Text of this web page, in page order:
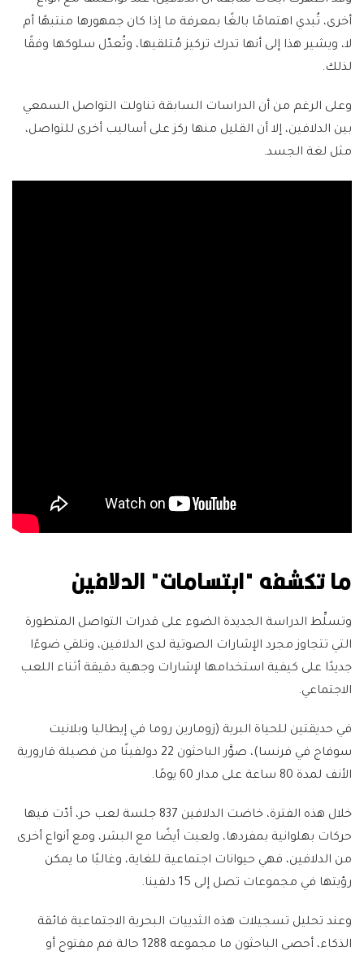
أخرى، تُبدي اهتمامًا بالغًا بمعرفة ما إذا كان جمهورها منتبهًا أم
لا، ويشير هذا إلى أنها تدرك تركيز مُتلقيها، وتُعدّل سلوكها وفقًا
لذلك.
وعلى الرغم من أن الدراسات السابقة تناولت التواصل السمعي
بين الدلافين، إلا أن القليل منها ركز على أساليب أخرى للتواصل،
مثل لغة الجسد.
ما تكشفه "ابتسامات" الدلافين
وتسلِّط الدراسة الجديدة الضوء على قدرات التواصل المتطورة
التي تتجاوز مجرد الإشارات الصوتية لدى الدلافين، وتلقي ضوءًا
جديدًا على كيفية استخدامها لإشارات وجهية دقيقة أثناء اللعب
الاجتماعي.
في حديقتين للحياة البرية (زومارين روما في إيطاليا وبلانيت
سوفاج في فرنسا)، صوَّر الباحثون 22 دولفينًا من فصيلة قارورية
الأنف لمدة 80 ساعة على مدار 60 يومًا.
خلال هذه الفترة، خاضت الدلافين 837 جلسة لعب حر، أدّت فيها
حركات بهلوانية بمفردها، ولعبت أيضًا مع البشر، ومع أنواع أخرى
من الدلافين، فهي حيوانات اجتماعية للغاية، وغالبًا ما يمكن
رؤيتها في مجموعات تصل إلى 15 دلفينا.
وعند تحليل تسجيلات هذه الثدييات البحرية الاجتماعية فائقة
الذكاء، أحصى الباحثون ما مجموعه 1288 حالة فم مفتوح أو